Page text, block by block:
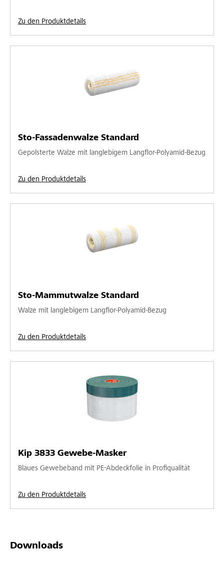
Zu den Produktdetails
Sto-Fassadenwalze Standard
Gepolsterte Walze mit langlebigem Langflor-Polyamid-Bezug
Zu den Produktdetails
Sto-Mammutwalze Standard
Walze mit langlebigem Langflor-Polyamid-Bezug
Zu den Produktdetails
Kip 3833 Gewebe-Masker
Blaues Gewebeband mit PE-Abdeckfolie in Profiqualität
Zu den Produktdetails
Downloads